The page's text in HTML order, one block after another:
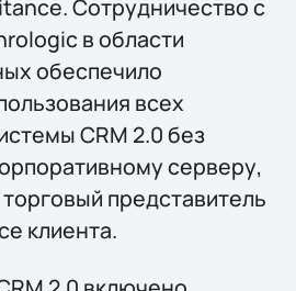
Сотрудничество с
в области
обеспечило
всех
CRM 2.0 без
серверу,
представитель
клиента.